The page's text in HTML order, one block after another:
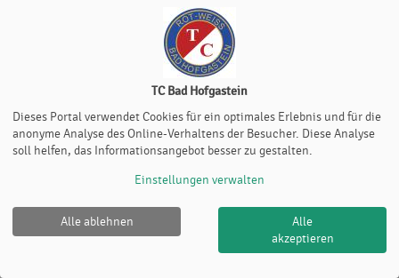
Cookie Policy
TC Bad Hofgastein
Dieses Portal verwendet Cookies für ein optimales Erlebnis und für die
anonyme Analyse des Online-Verhaltens der Besucher. Diese Analyse
soll helfen, das Informationsangebot besser zu gestalten.
Einstellungen verwalten
Alle ablehnen
Alle
akzeptieren